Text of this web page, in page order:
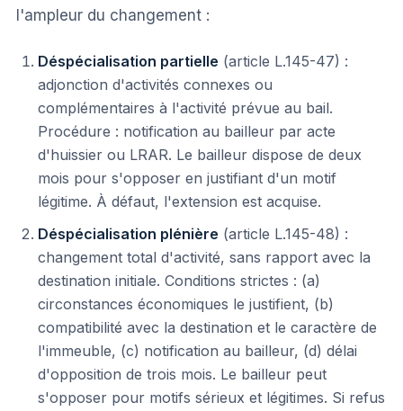
l'ampleur du changement :
Déspécialisation partielle (article L.145-47) :
adjonction d'activités connexes ou
complémentaires à l'activité prévue au bail.
Procédure : notification au bailleur par acte
d'huissier ou LRAR. Le bailleur dispose de deux
mois pour s'opposer en justifiant d'un motif
légitime. À défaut, l'extension est acquise.
Déspécialisation plénière (article L.145-48) :
changement total d'activité, sans rapport avec la
destination initiale. Conditions strictes : (a)
circonstances économiques le justifient, (b)
compatibilité avec la destination et le caractère de
l'immeuble, (c) notification au bailleur, (d) délai
d'opposition de trois mois. Le bailleur peut
s'opposer pour motifs sérieux et légitimes. Si refus